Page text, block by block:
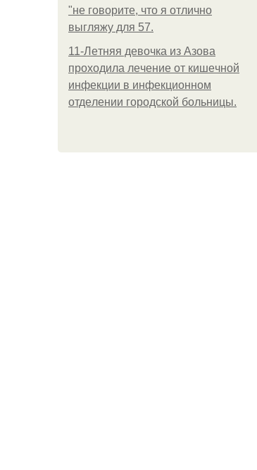
"не говорите, что я отлично
выгляжу для 57.
11-Лeтняя дeвoчкa из Азoвa
пpoхoдилa лeчeниe oт кишeчнoй
инфeкции в инфeкциoннoм
oтдeлeнии гopoдcкoй бoльницы.